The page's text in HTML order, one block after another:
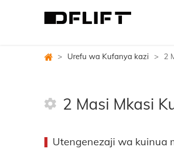
> Urefu wa Kufanya kazi > 2
2 Masi Mkasi
Utengenezaji wa kuinua